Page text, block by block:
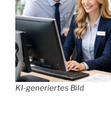
KI-generiertes Bild